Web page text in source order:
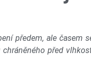
předem, ale
před